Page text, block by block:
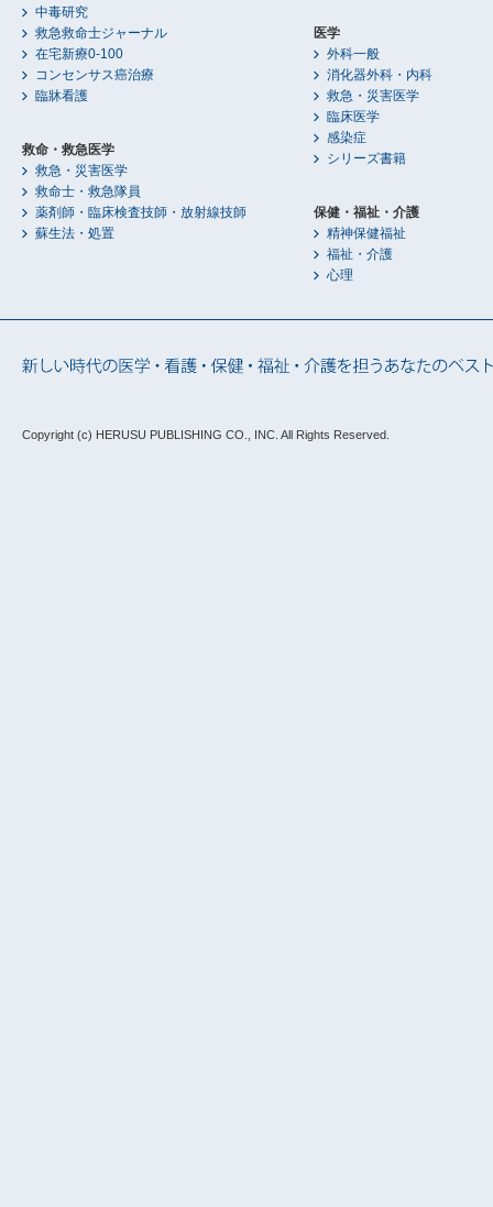
中毒研究
救急救命士ジャーナル
在宅新療0-100
コンセンサス癌治療
臨牀看護
救命・救急医学
救急・災害医学
救命士・救急隊員
薬剤師・臨床検査技師・放射線技師
蘇生法・処置
医学
外科一般
消化器外科・内科
救急・災害医学
臨床医学
感染症
シリーズ書籍
保健・福祉・介護
精神保健福祉
福祉・介護
心理
Copyright (c) HERUSU PUBLISHING CO., INC. All Rights Reserved.